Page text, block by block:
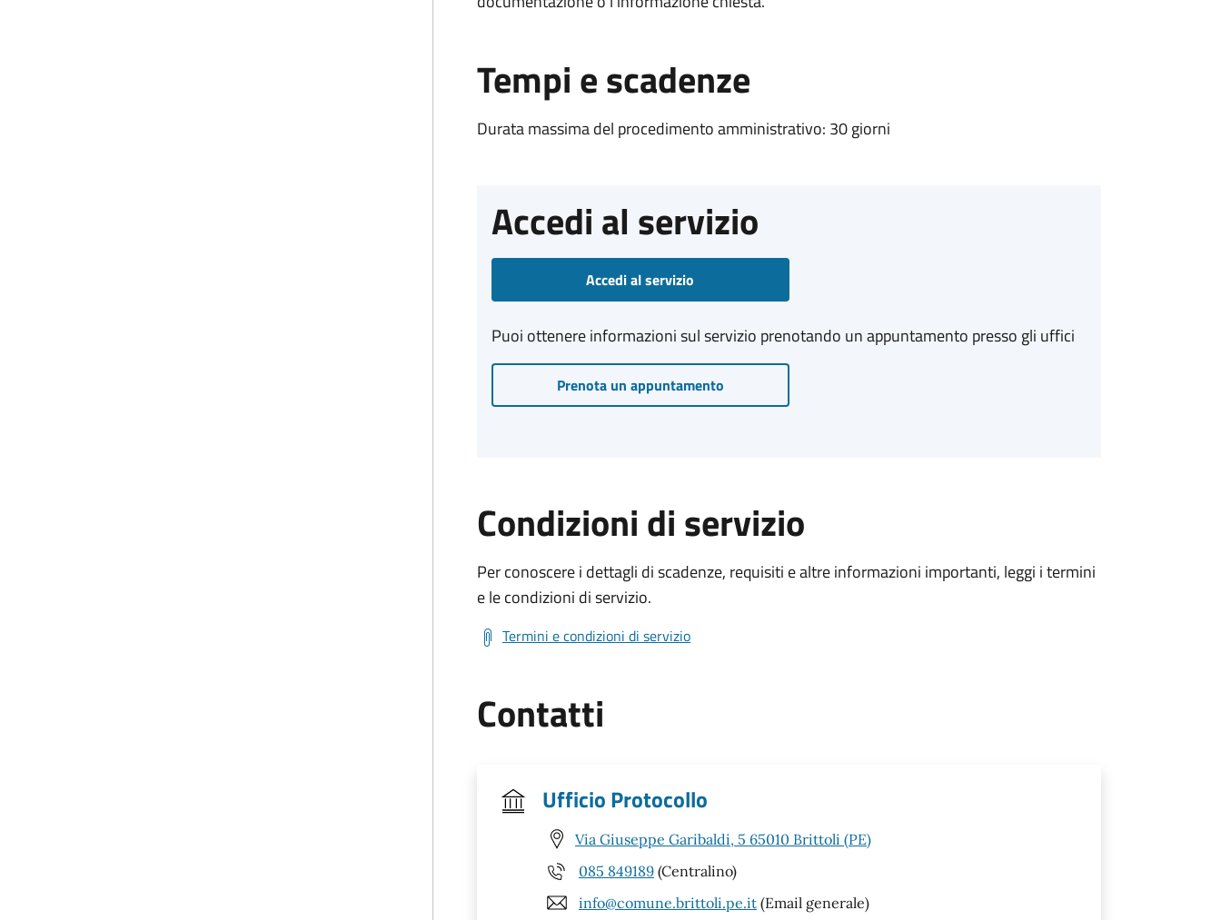
Tempi e scadenze
Durata massima del procedimento amministrativo: 30 giorni
Accedi al servizio
Accedi al servizio
Puoi ottenere informazioni sul servizio prenotando un appuntamento presso gli uffici
Prenota un appuntamento
Condizioni di servizio
Per conoscere i dettagli di scadenze, requisiti e altre informazioni importanti, leggi i termini
e le condizioni di servizio.
Termini e condizioni di servizio
Contatti
Ufficio Protocollo
Via Giuseppe Garibaldi, 5 65010 Brittoli (PE)
085 849189 (Centralino)
info@comune.brittoli.pe.it (Email generale)